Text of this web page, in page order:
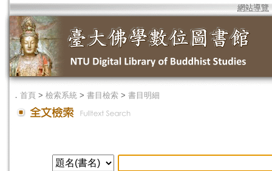
網站導覽
． 首頁 > 檢索系統 > 書目檢索 > 書目明細